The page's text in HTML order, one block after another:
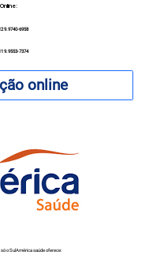
9.9740-6958
9.9553-7374
online
o SulAmérica saúde oferece: